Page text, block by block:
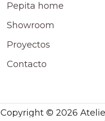
Pepita home
Showroom
Proyectos
Contacto
Copyright © 2026